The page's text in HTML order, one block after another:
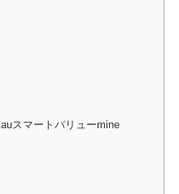
auスマートバリューmine